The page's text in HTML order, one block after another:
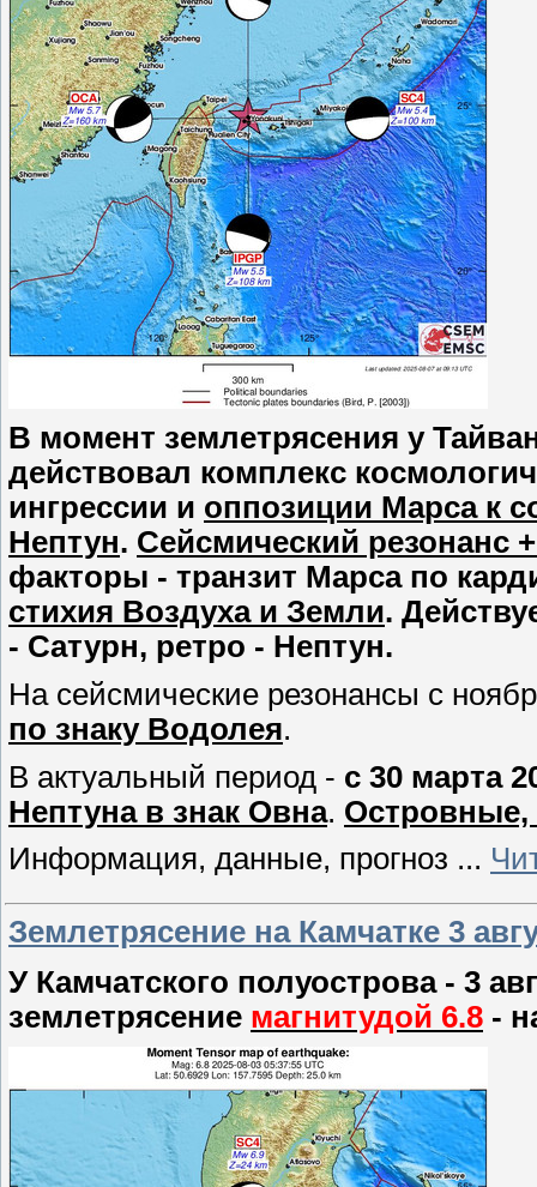
В момент землетрясения у
действовал комплекс
ингрессии и оппозиции Марса к
Нептун. Сейсмический резонанс
факторы - транзит Марса по
стихия Воздуха и Земли.
- Сатурн, ретро - Нептун.
На сейсмические резонансы с
по знаку Водолея.
В актуальный период - с 30 марта
Нептуна в знак Овна. Островные,
Информация, данные, прогноз ...
Землетрясение на Камчатке 3
У Камчатского полуострова - 3
землетрясение магнитудой 6.8 -